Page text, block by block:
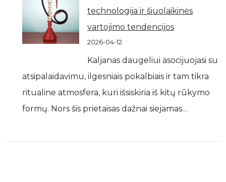
technologija ir šiuolaikinės
vartojimo tendencijos
2026-04-12
Kaljanas daugeliui asocijuojasi su
atsipalaidavimu, ilgesniais pokalbiais ir tam tikra
ritualine atmosfera, kuri išsiskiria iš kitų rūkymo
formų. Nors šis prietaisas dažnai siejamas…